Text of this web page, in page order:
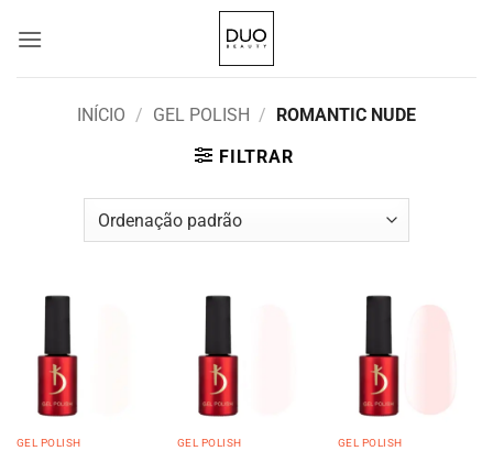
INÍCIO / GEL POLISH / ROMANTIC NUDE
FILTRAR
GEL POLISH GEL POLISH GEL POLISH